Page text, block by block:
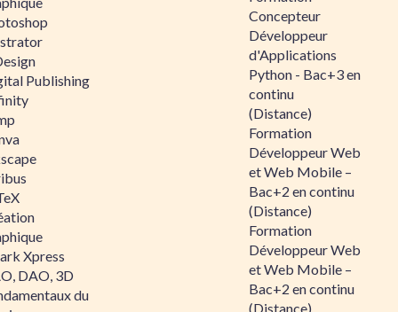
Publishing
Xpress
DAO, 3D
du
Concepteur
Développeur
d'Applications
Python - Bac+3 en
continu
(Distance)
Formation
Développeur Web
et Web Mobile –
Bac+2 en continu
(Distance)
Formation
Développeur Web
et Web Mobile –
Bac+2 en continu
(Distance)